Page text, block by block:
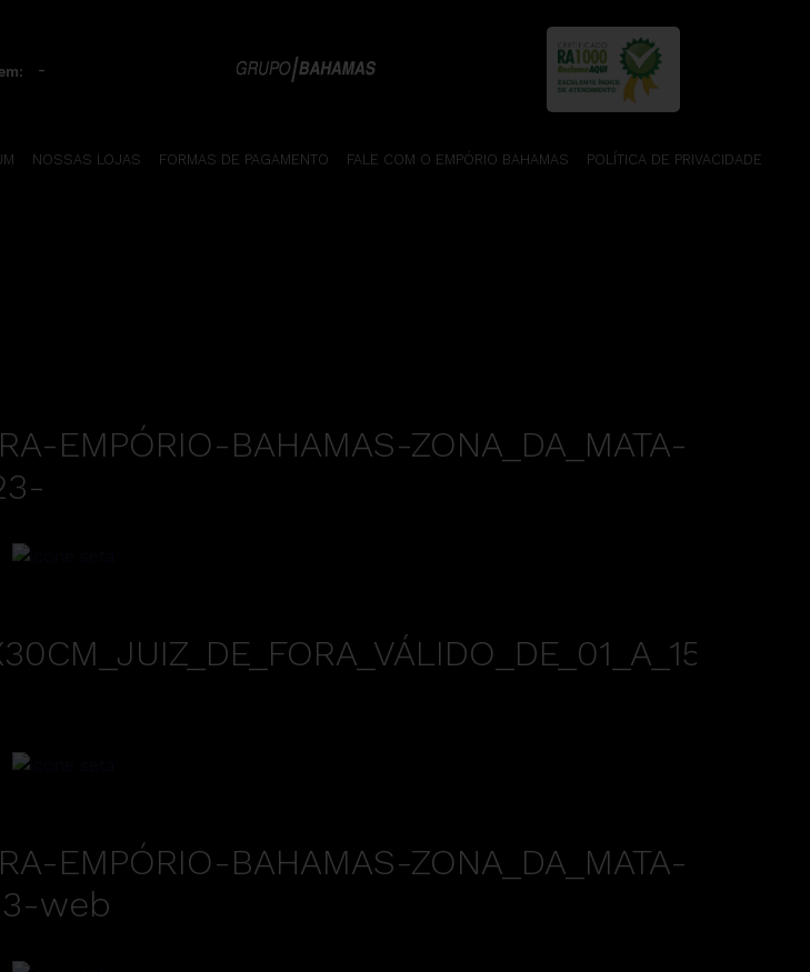
-
NOSSAS LOJAS FORMAS DE PAGAMENTO FALE COM O EMPÓRIO BAHAMAS POLÍTICA DE PRIVACIDADE
EMPÓRIO-BAHAMAS-ZONA_DA_MATA-
EMPÓRIO-BAHAMAS-ZONA_DA_MATA-
web